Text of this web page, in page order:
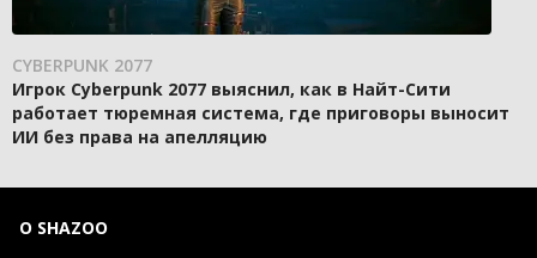
CYBERPUNK 2077
Игрок Cyberpunk 2077 выяснил, как в Найт-Сити
работает тюремная система, где приговоры выносит
ИИ без права на апелляцию
О SHAZOO